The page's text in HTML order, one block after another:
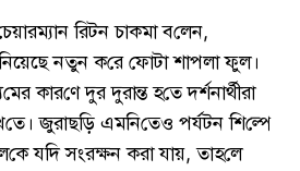
রিটন চাকমা ব‌লেন,
নতুন ক‌রে ফোটা শাপলা ফুল।
কার‌ণে দুর দুরান্ত হ‌তে দর্শনার্থীরা
জুরাছ‌ড়ি এম‌নি‌তেও পর্যটন শি‌ল্পে
য‌দি সংরক্ষন করা যায়, তাহ‌লে